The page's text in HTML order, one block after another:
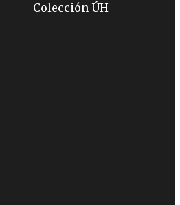
Colección ÚH